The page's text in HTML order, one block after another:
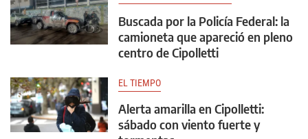
Buscada por la Policía Federal: la
camioneta que apareció en pleno
centro de Cipolletti
EL TIEMPO
Alerta amarilla en Cipolletti:
sábado con viento fuerte y